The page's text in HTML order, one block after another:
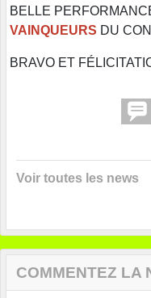
BELLE
VAINQUEURS DU
BRAVO ET
Voir toutes les news
COMMENTEZ LA